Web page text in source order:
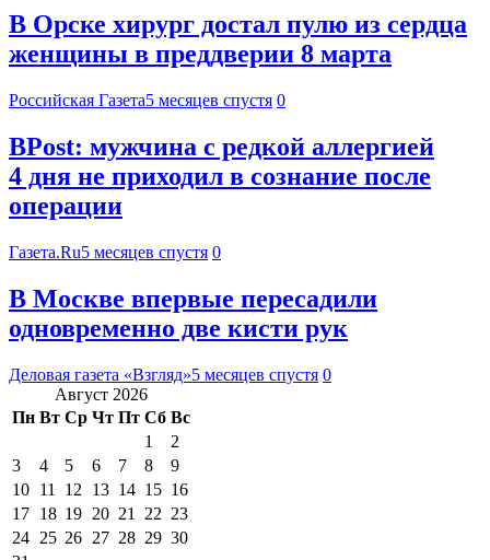
В Орске хирург достал пулю из сердца
женщины в преддверии 8 марта
Российская Газета5 месяцев спустя 0
BPost: мужчина с редкой аллергией
4 дня не приходил в сознание после
операции
Газета.Ru5 месяцев спустя 0
В Москве впервые пересадили
одновременно две кисти рук
Деловая газета «Взгляд»5 месяцев спустя 0
Август 2026
Пн Вт Ср Чт Пт Сб Вс
1
2
3
4 5 6 7 8
9
10 11 12 13 14 15 16
17 18 19 20 21 22 23
24 25 26 27 28 29 30